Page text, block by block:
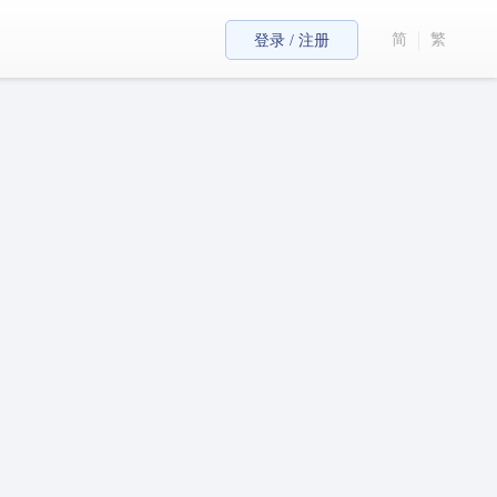
登录 / 注册 简 繁